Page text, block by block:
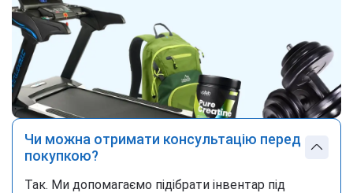
Чи можна отримати консультацію перед
покупкою?
Так. Ми допомагаємо підібрати інвентар під